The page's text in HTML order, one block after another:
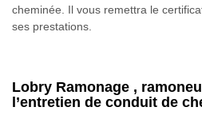
cheminée. Il vous remettra le
ses prestations.
Lobry Ramonage ,
l’entretien de conduit de